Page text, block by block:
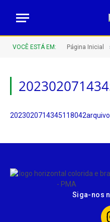
VOCÊ ESTÁ EM: Página Inicial
2023020714345118042arquivo
Siga-nos